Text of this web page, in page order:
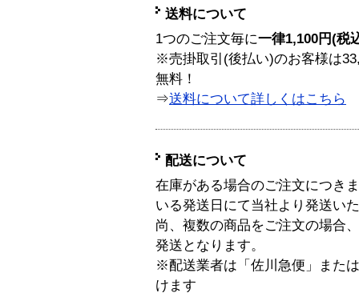
送料について
1つのご注文毎に一律1,100円(税
※売掛取引(後払い)のお客様は
無料！
⇒送料について詳しくはこちら
配送について
在庫がある場合のご注文につき
いる発送日にて当社より発送い
尚、複数の商品をご注文の場合
発送となります。
※配送業者は「佐川急便」また
けます